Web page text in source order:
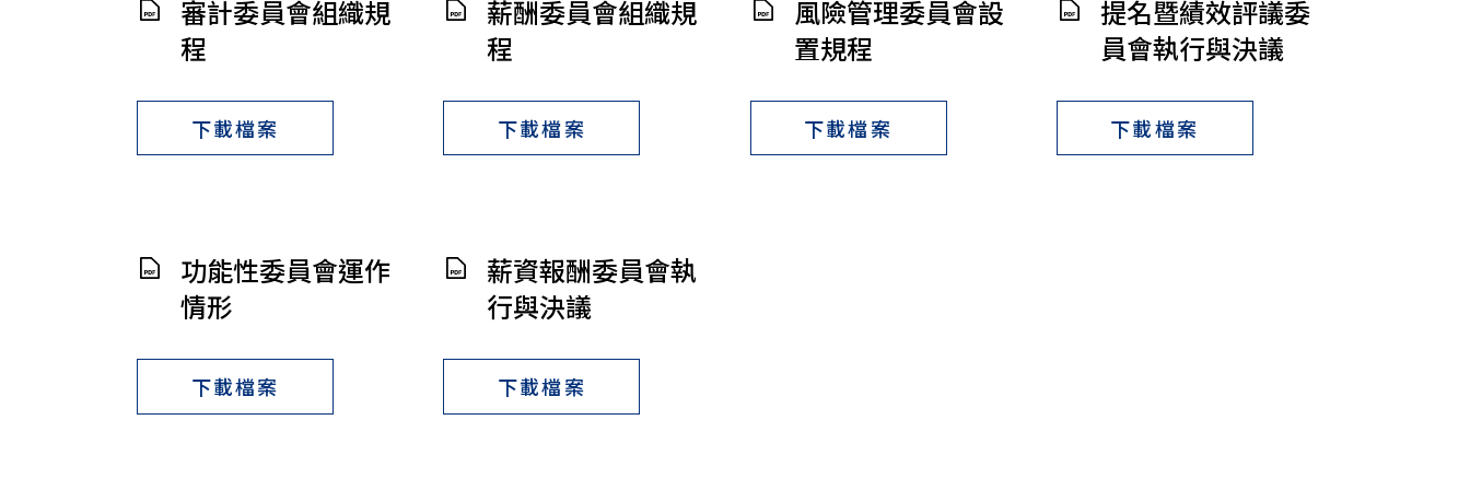
審計委員會組織規
程
下載檔案
薪酬委員會組織規
程
下載檔案
風險管理委員會設
置規程
下載檔案
提名暨績效評議委
員會執行與決議
下載檔案
功能性委員會運作
情形
下載檔案
薪資報酬委員會執
行與決議
下載檔案